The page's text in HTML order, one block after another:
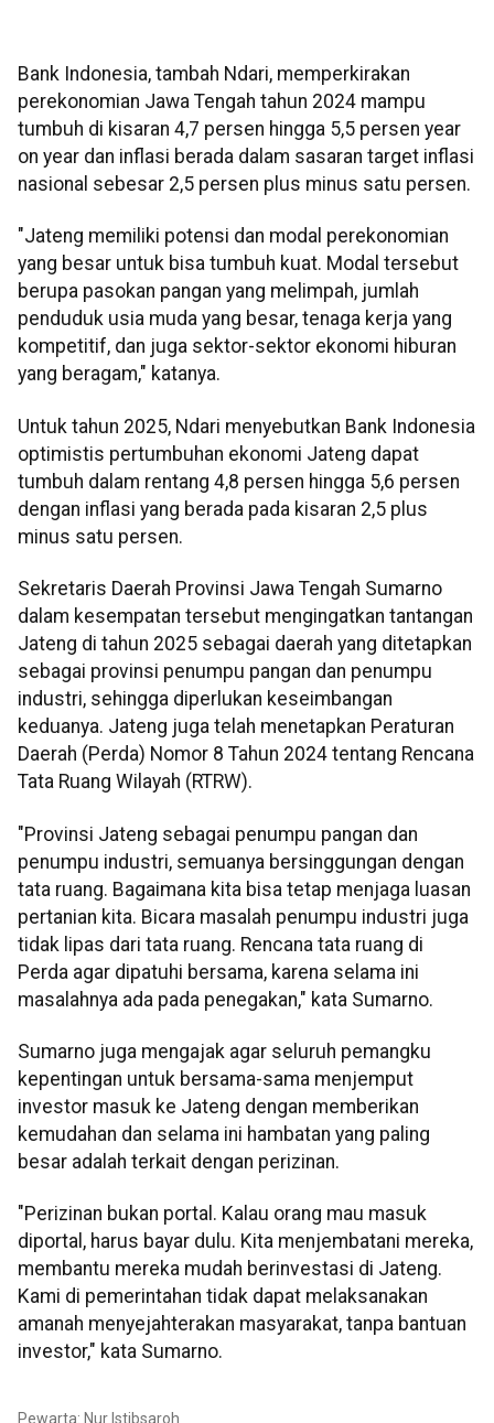
Bank Indonesia, tambah Ndari, memperkirakan
perekonomian Jawa Tengah tahun 2024 mampu
tumbuh di kisaran 4,7 persen hingga 5,5 persen year
on year dan inflasi berada dalam sasaran target inflasi
nasional sebesar 2,5 persen plus minus satu persen.
"Jateng memiliki potensi dan modal perekonomian
yang besar untuk bisa tumbuh kuat. Modal tersebut
berupa pasokan pangan yang melimpah, jumlah
penduduk usia muda yang besar, tenaga kerja yang
kompetitif, dan juga sektor-sektor ekonomi hiburan
yang beragam," katanya.
Untuk tahun 2025, Ndari menyebutkan Bank Indonesia
optimistis pertumbuhan ekonomi Jateng dapat
tumbuh dalam rentang 4,8 persen hingga 5,6 persen
dengan inflasi yang berada pada kisaran 2,5 plus
minus satu persen.
Sekretaris Daerah Provinsi Jawa Tengah Sumarno
dalam kesempatan tersebut mengingatkan tantangan
Jateng di tahun 2025 sebagai daerah yang ditetapkan
sebagai provinsi penumpu pangan dan penumpu
industri, sehingga diperlukan keseimbangan
keduanya. Jateng juga telah menetapkan Peraturan
Daerah (Perda) Nomor 8 Tahun 2024 tentang Rencana
Tata Ruang Wilayah (RTRW).
"Provinsi Jateng sebagai penumpu pangan dan
penumpu industri, semuanya bersinggungan dengan
tata ruang. Bagaimana kita bisa tetap menjaga luasan
pertanian kita. Bicara masalah penumpu industri juga
tidak lipas dari tata ruang. Rencana tata ruang di
Perda agar dipatuhi bersama, karena selama ini
masalahnya ada pada penegakan," kata Sumarno.
Sumarno juga mengajak agar seluruh pemangku
kepentingan untuk bersama-sama menjemput
investor masuk ke Jateng dengan memberikan
kemudahan dan selama ini hambatan yang paling
besar adalah terkait dengan perizinan.
"Perizinan bukan portal. Kalau orang mau masuk
diportal, harus bayar dulu. Kita menjembatani mereka,
membantu mereka mudah berinvestasi di Jateng.
Kami di pemerintahan tidak dapat melaksanakan
amanah menyejahterakan masyarakat, tanpa bantuan
investor," kata Sumarno.
Pewarta: Nur Istibsaroh